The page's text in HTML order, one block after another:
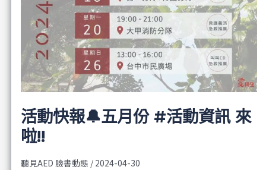
活動快報🔔五月份 #活動資訊 來
啦!!
聽見AED 臉書動態 / 2024-04-30